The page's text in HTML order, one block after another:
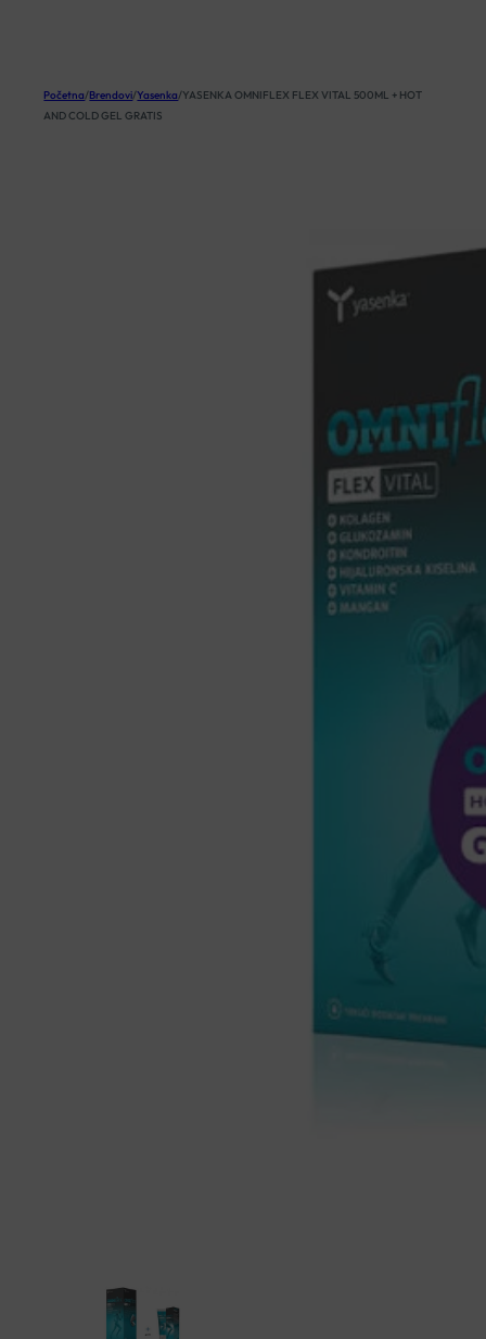
Početna/Brendovi/Yasenka/YASENKA OMNIFLEX FLEX VITAL 500ML + HOT
AND COLD GEL GRATIS